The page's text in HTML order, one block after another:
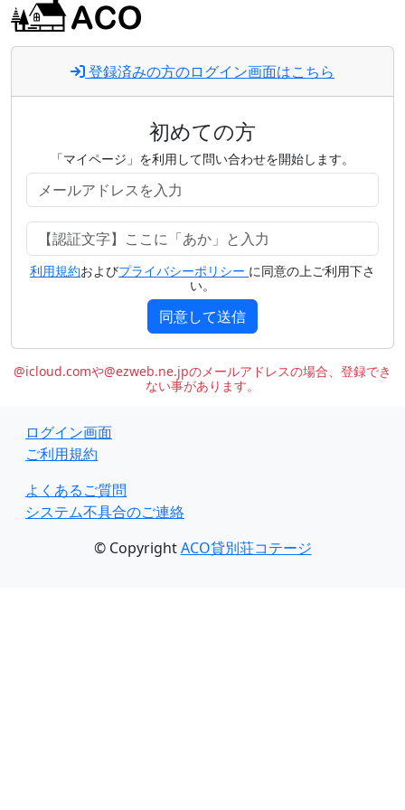
登録済みの方のログイン画面はこちら
初めての方
「マイページ」を利用して問い合わせを開始します。
利用規約およびプライバシーポリシー に同意の上ご利用下さ
い。
同意して送信
@icloud.comや@ezweb.ne.jpのメールアドレスの場合、登録でき
ない事があります。
ログイン画面
ご利用規約
よくあるご質問
システム不具合のご連絡
© CopyrightACO貸別荘コテージ